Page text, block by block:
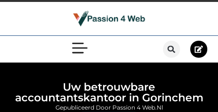
Uw betrouwbare
accountantskantoor in Gorinchem
Gepubliceerd Door Passion 4 Web.nl